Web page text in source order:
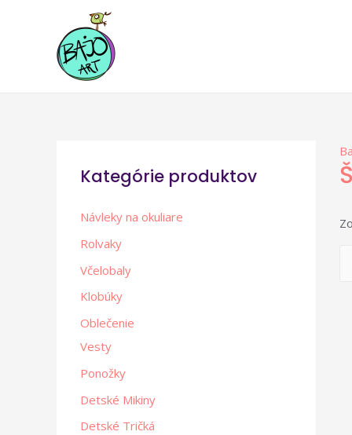
Kategórie produktov
Návleky na okuliare
Rolvaky
Včelobaly
Klobúky
Oblečenie
Vesty
Ponožky
Detské Mikiny
Detské Tričká